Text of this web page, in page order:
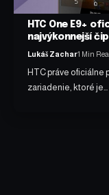
HTC One E9+
najvýkonnejší
Lukáš Zachar1 Min
HTC práve oficiálne
zariadenie, ktoré je…